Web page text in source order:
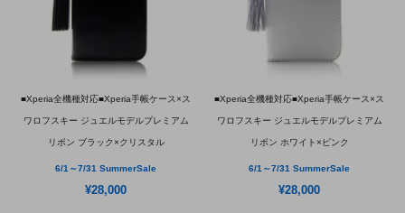
■Xperia全機種対応■Xperia手帳ケース×ス
ワロフスキー ジュエルモデルプレミアム
リボン ブラック×クリスタル
6/1～7/31 SummerSale
¥28,000
■Xperia全機種対応■Xperia手帳ケース×ス
ワロフスキー ジュエルモデルプレミアム
リボン ホワイト×ピンク
6/1～7/31 SummerSale
¥28,000